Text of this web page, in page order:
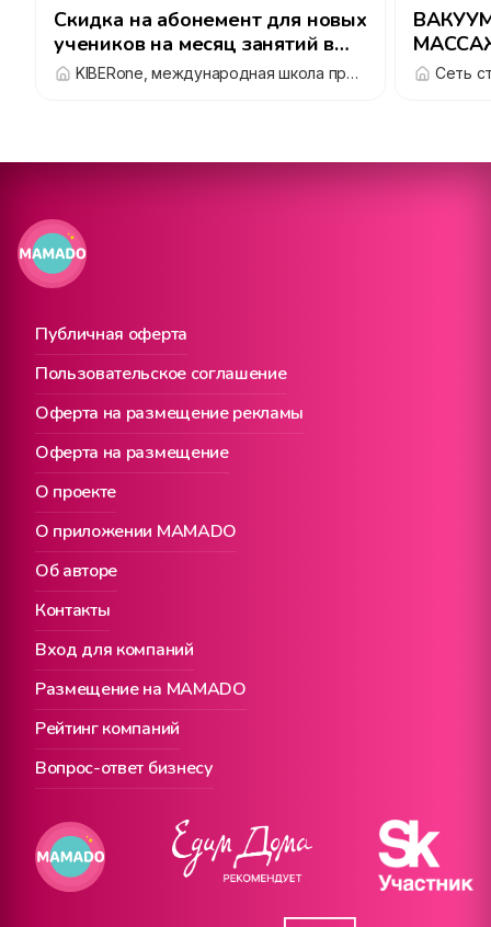
Скидка на абонемент для новых
учеников на месяц занятий в
KiberOne
KIBERone, международная школа программирования для детей 6-14 лет Сеть
Публичная оферта
О проекте
Вход для компаний
Пользовательское соглашение
О приложении MAMADO
Размещение на MAMADO
Оферта на размещение рекламы
Об авторе
Рейтинг компаний
Оферта на размещение
Контакты
Вопрос-ответ бизнесу